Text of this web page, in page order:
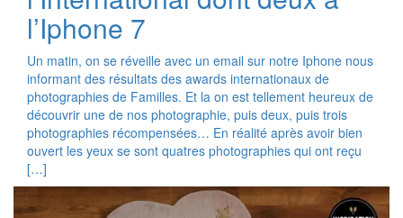
l’Iphone 7
Un matin, on se réveille avec un email sur notre Iphone nous
informant des résultats des awards internationaux de
photographies de Familles. Et la on est tellement heureux de
découvrir une de nos photographie, puis deux, puis trois
photographies récompensées… En réalité après avoir bien
ouvert les yeux se sont quatres photographies qui ont reçu
[…]